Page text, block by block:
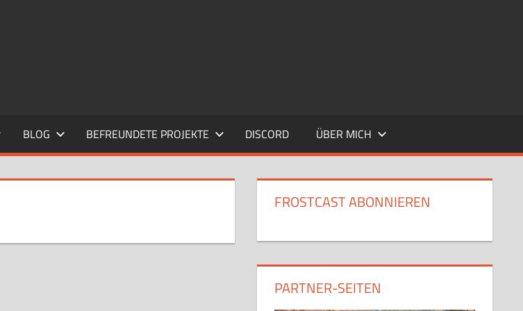
BLOG BEFREUNDETE PROJEKTE DISCORD ÜBER MICH
FROSTCAST ABONNIEREN
PARTNER-SEITEN